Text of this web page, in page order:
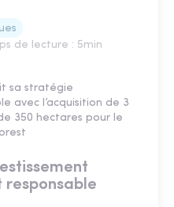
de lecture : 5min
sa stratégie
avec l’acquisition de 3
350 hectares pour le